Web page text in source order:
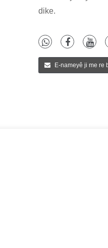
dike.
E-nameyê ji me re